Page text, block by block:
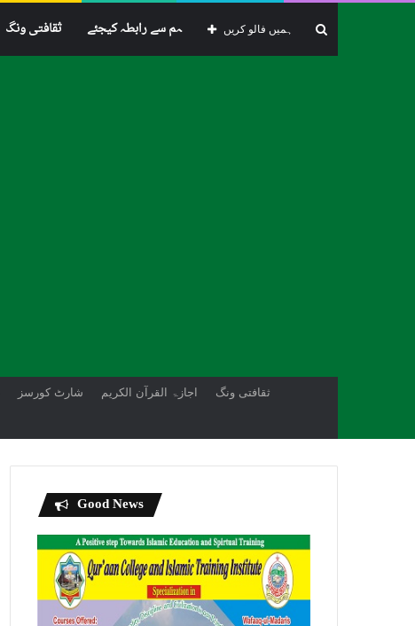
ثقافتی ونگ ہم سے رابطہ کیجئے ہمیں فالو کریں
شارٹ کورسز اجازۃ القرآن الکریم ثقافتی ونگ
Good News